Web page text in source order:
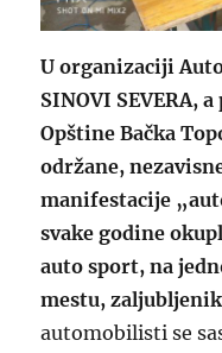
U organizaciji
SINOVI SEVERA,
Opštine Bačka
održane,
manifestacije
svake godine
auto sport, na
mestu,
automobilisti se